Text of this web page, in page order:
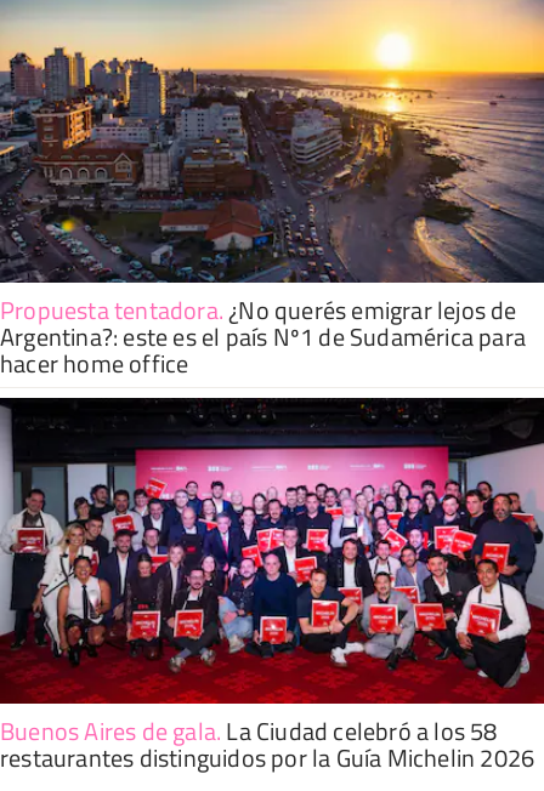
Propuesta tentadora.¿No querés emigrar lejos de
Argentina?: este es el país Nº1 de Sudamérica para
hacer home office
Buenos Aires de gala.La Ciudad celebró a los 58
restaurantes distinguidos por la Guía Michelin 2026